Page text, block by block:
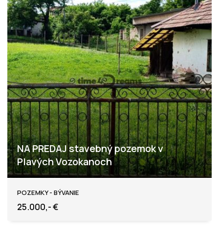
NA PREDAJ stavebný pozemok v
Plavých Vozokanoch
Plavé Vozokany
POZEMKY - BÝVANIE
25.000,- €